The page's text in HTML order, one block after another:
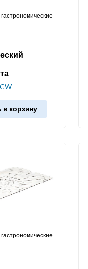
в корзину